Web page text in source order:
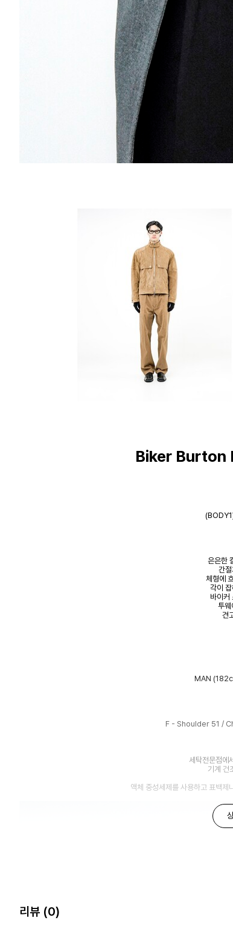
Biker Burton
은은한
간
체형에
각이
바이커
투웨
견
MAN
F - Shoulder 51 /
세탁전문점에
기계 건
액체 중성세제를 사용하고 표백제
리뷰 (0)